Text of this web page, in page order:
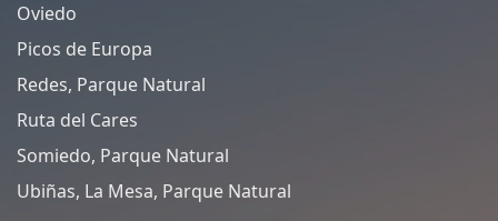
Oviedo
Picos de Europa
Redes, Parque Natural
Ruta del Cares
Somiedo, Parque Natural
Ubiñas, La Mesa, Parque Natural